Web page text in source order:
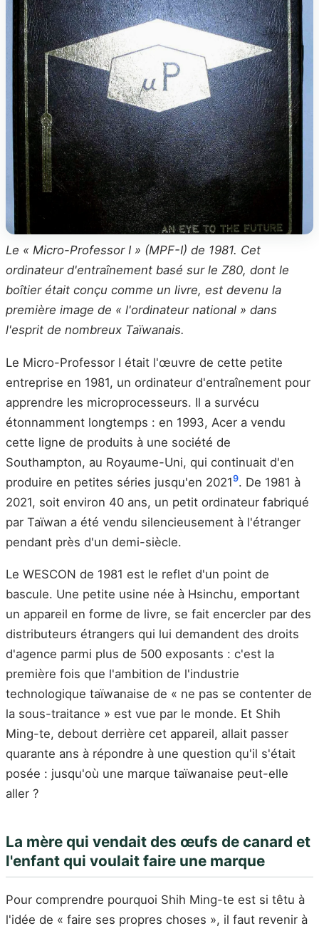
Le « Micro-Professor I » (MPF-I) de 1981. Cet
ordinateur d'entraînement basé sur le Z80, dont le
boîtier était conçu comme un livre, est devenu la
première image de « l'ordinateur national » dans
l'esprit de nombreux Taïwanais.
Le Micro-Professor I était l'œuvre de cette petite
entreprise en 1981, un ordinateur d'entraînement pour
apprendre les microprocesseurs. Il a survécu
étonnamment longtemps : en 1993, Acer a vendu
cette ligne de produits à une société de
Southampton, au Royaume-Uni, qui continuait d'en
produire en petites séries jusqu'en 20219. De 1981 à
2021, soit environ 40 ans, un petit ordinateur fabriqué
par Taïwan a été vendu silencieusement à l'étranger
pendant près d'un demi-siècle.
Le WESCON de 1981 est le reflet d'un point de
bascule. Une petite usine née à Hsinchu, emportant
un appareil en forme de livre, se fait encercler par des
distributeurs étrangers qui lui demandent des droits
d'agence parmi plus de 500 exposants : c'est la
première fois que l'ambition de l'industrie
technologique taïwanaise de « ne pas se contenter de
la sous-traitance » est vue par le monde. Et Shih
Ming-te, debout derrière cet appareil, allait passer
quarante ans à répondre à une question qu'il s'était
posée : jusqu'où une marque taïwanaise peut-elle
aller ?
La mère qui vendait des œufs de canard et
l'enfant qui voulait faire une marque
Pour comprendre pourquoi Shih Ming-te est si têtu à
l'idée de « faire ses propres choses », il faut revenir à